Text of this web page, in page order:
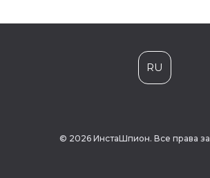
RU
© 2026 ИнстаШпион. Все права